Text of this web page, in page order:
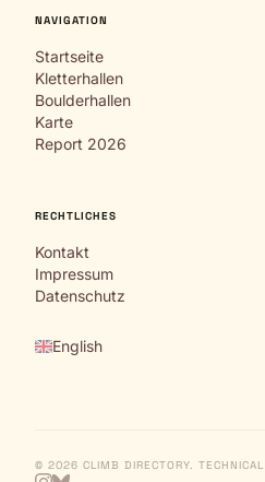
NAVIGATION
Startseite
Kletterhallen
Boulderhallen
Karte
Report 2026
RECHTLICHES
Kontakt
Impressum
Datenschutz
English
© 2026 CLIMB DIRECTORY.